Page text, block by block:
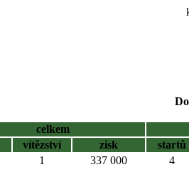
celkem
vítězství zisk
startů
1 337 000
4